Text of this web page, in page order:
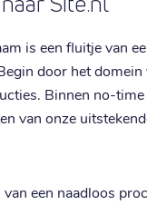
is een fluitje van
door het
Binnen no-
van onze
een naadloos